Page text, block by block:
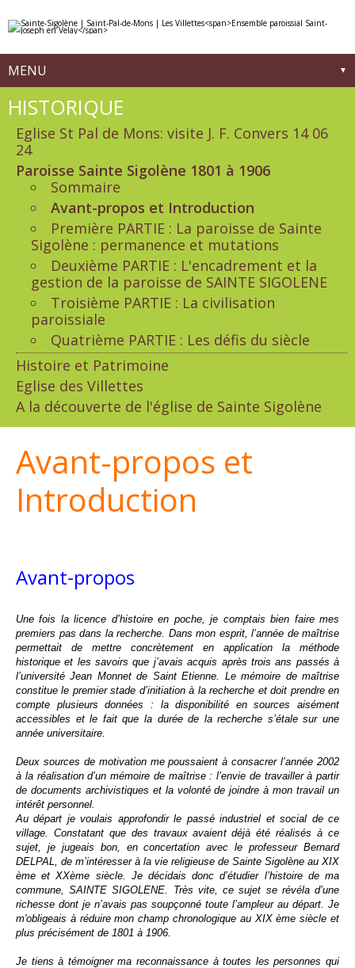
contenu.
la
MENU
Navigation
HISTORIQUE
Eglise St Pal de Mons: visite J. F. Convers 14 06
24
Paroisse Sainte Sigolène 1801 à 1906
Sommaire
Avant-propos et Introduction
Première PARTIE : La paroisse de Sainte
Sigolène : permanence et mutations
Deuxième PARTIE : L'encadrement et la
gestion de la paroisse de SAINTE SIGOLENE
Troisième PARTIE : La civilisation
paroissiale
Quatrième PARTIE : Les défis du siècle
Histoire et Patrimoine
Eglise des Villettes
A la découverte de l'église de Sainte Sigolène
Avant-propos et
Introduction
Avant-propos
Une fois la licence d’histoire en poche,je comptais bien faire mes
premiers pas dans la recherche. Dans mon esprit, l’année de maîtrise
permettait de mettre concrètement en application la méthode
historique et les savoirs que j’avais acquis après trois ans passés à
l’université Jean Monnet de Saint Etienne. Le mémoire de maîtrise
constitue le premier stade d’initiation à la recherche et doit prendre en
compte plusieurs données : la disponibilité en sources aisément
accessibles et le fait que la durée de la recherche s’étale sur une
année universitaire.
Deux sources de motivation me poussaient à consacrer l’année 2002
à la réalisation d’un mémoire de maîtrise : l’envie de travailler à partir
de documents archivistiques et la volonté de joindre à mon travail un
intérêt personnel.
Au départ je voulais approfondir le passé industriel et social de ce
village. Constatant que des travaux avaient déjà été réalisés à ce
sujet, je jugeais bon, en concertation avec le professeur Bernard
DELPAL, de m’intéresser à la vie religieuse de Sainte Sigolène au XIX
ème et XXème siècle. Je décidais donc d’étudier l’histoire de ma
commune, SAINTE SIGOLENE. Très vite, ce sujet se révéla d’une
richesse dont je n’avais pas soupçonné toute l’ampleur au départ. Je
m'obligeais à réduire mon champ chronologique au XIX ème siècle et
plus précisément de 1801 à 1906.
Je tiens à témoigner ma reconnaissance à toutes les personnes qui